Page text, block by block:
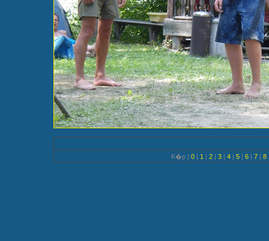
K�p | 0 | 1 | 2 | 3 | 4 | 5 | 6 | 7 | 8